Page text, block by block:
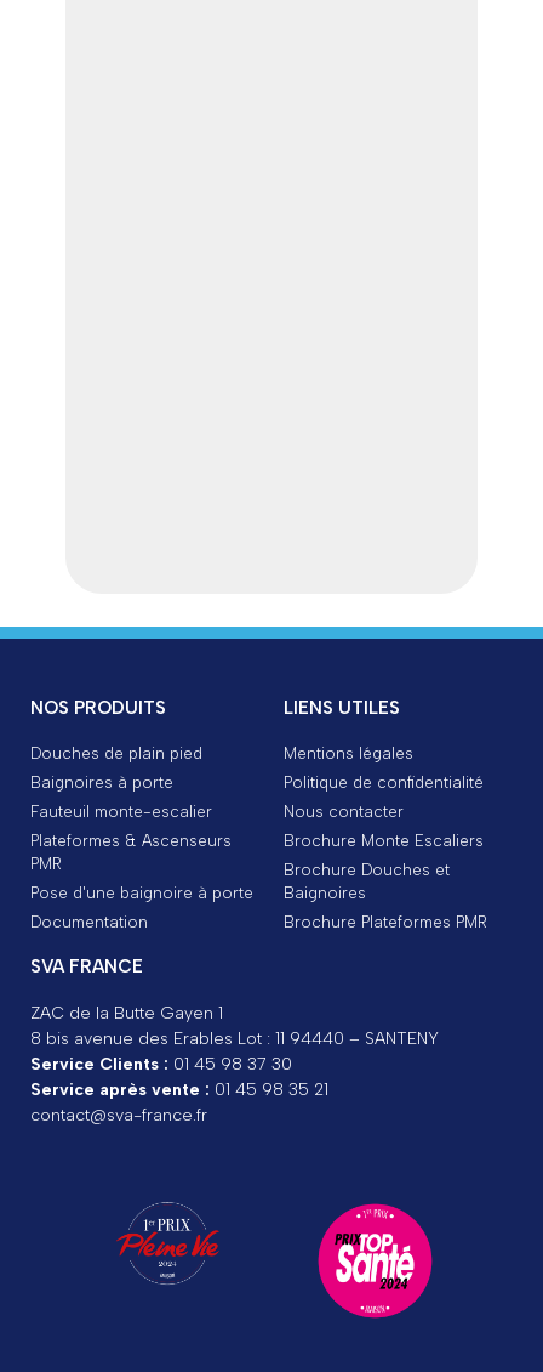
NOS PRODUITS
Douches de plain pied
Baignoires à porte
Fauteuil monte-escalier
Plateformes & Ascenseurs
PMR
Pose d'une baignoire à porte
Documentation
LIENS UTILES
Mentions légales
Politique de confidentialité
Nous contacter
Brochure Monte Escaliers
Brochure Douches et
Baignoires
Brochure Plateformes PMR
SVA FRANCE
ZAC de la Butte Gayen 1
8 bis avenue des Erables Lot : 11 94440 – SANTENY
Service Clients : 01 45 98 37 30
Service après vente : 01 45 98 35 21
contact@sva-france.fr